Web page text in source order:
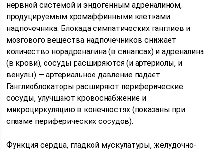
нервной системой и эндогенным адреналином,
продуцируемым хромаффинными клетками
надпочечника. Блокада симпатических ганглиев и
мозгового вещества надпочечников снижает
количество норадреналина (в синапсах) и адреналина
(в крови), сосуды расширяются (и артериолы, и
венулы) — артериальное давление падает.
Ганглиоблокаторы расширяют периферические
сосуды, улучшают кровоснабжение и
микроциркуляцию в конечностях (показаны при
спазме периферических сосудов).
Функция сердца, гладкой мускулатуры, желудочно-